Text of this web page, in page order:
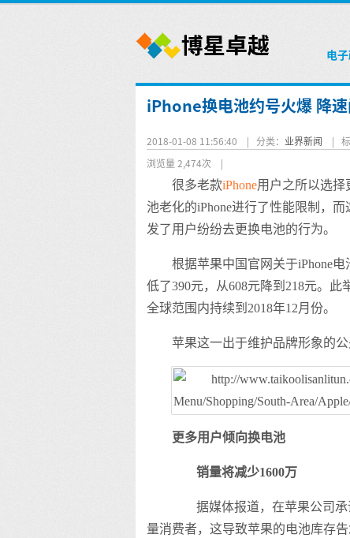
电
iPhone换电池约号火爆 降
2018-01-08 11:56:40 | 分类： 业界新闻 |
浏览量 2,474次 |
很多老款iPhone用户之所以选择
池老化的iPhone进行了性能限制，
发了用户纷纷去更换电池的行为。
根据苹果中国官网关于iPhone
低了390元，从608元降到218元。
全球范围内持续到2018年12月份。
苹果这一出于维护品牌形象的
更多用户倾向换电池
销量将减少1600万
据媒体报道，在苹果公司
量消费者，这导致苹果的电池库存